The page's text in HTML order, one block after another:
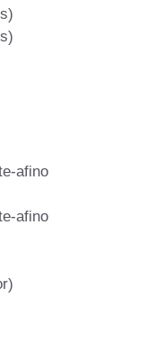
afino
afino